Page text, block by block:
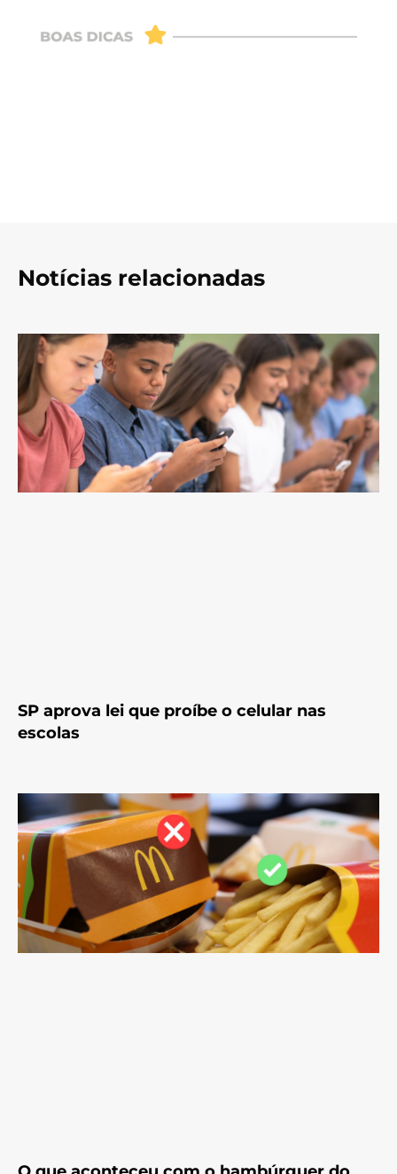
Notícias relacionadas
SP aprova lei que proíbe o celular nas
escolas